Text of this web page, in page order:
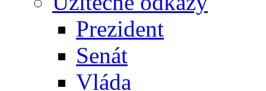
Prezident
Senát
Vláda